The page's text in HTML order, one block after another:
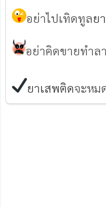
อย่าไปเทิดทูลย
อย่าคิดขายทำล
ยาเสพติดจะหม